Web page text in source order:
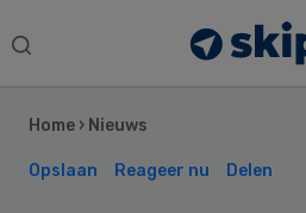
Search
Home › Nieuws
Opslaan Reageer nu Delen
Sidebar